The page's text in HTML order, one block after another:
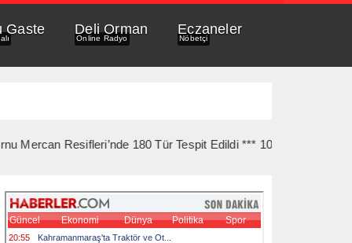
Gaste Deli Orman
Online Radyo
Eczaneler
Nöbetçi
180 Tür Tespit Edildi *** 10 Ağustos’ta Gelibolu